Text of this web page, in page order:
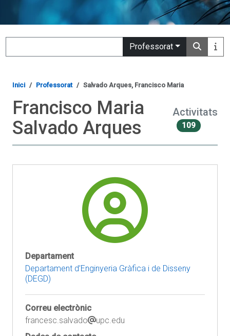
Professorat
Inici Professorat Salvado Arques, Francisco Maria
Francisco Maria
Salvado Arques
Activitats
109
Departament
Departament d’Enginyeria Gràfica i de Disseny
(DEGD)
Correu electrònic
francesc.salvado
upc.edu